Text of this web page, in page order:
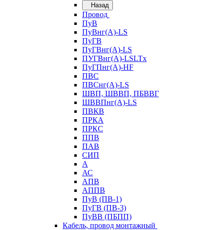
Назад
Провод
ПуВ
ПуВнг(А)-LS
ПуГВ
ПуГВнг(А)-LS
ПУГВнг(А)-LSLTx
ПуГПнг(А)-HF
ПВС
ПВСнг(А)-LS
ШВП, ШВВП, ПБВВГ
ШВВПнг(А)-LS
ПВКВ
ПРКА
ПРКС
ППВ
ПАВ
СИП
А
АС
АПВ
АППВ
ПуВ (ПВ-1)
ПуГВ (ПВ-3)
ПуВВ (ПБПП)
Кабель, провод монтажный